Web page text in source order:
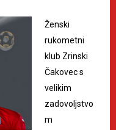
Ženski
rukometni
klub Zrinski
Čakovec s
velikim
zadovoljstvo
m